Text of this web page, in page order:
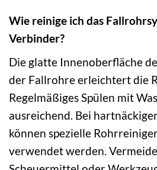
Wie reinige ich das
Verbinder?
Die glatte Innenoberfläche
der Fallrohre erleichtert die
Regelmäßiges Spülen mit
ausreichend. Bei
können spezielle
verwendet werden.